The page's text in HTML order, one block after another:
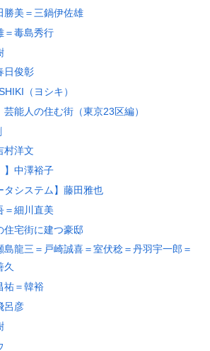
勝美＝三鍋伊佐雄
＝毒島秀行
日俊彰
（ヨシキ）
能人の住む街（東京23区編）
村洋文
】中澤裕子
タシステム】藤田雅也
＝細川直美
住宅街に建つ豪邸
島龍三＝戸崎誠喜＝室伏稔＝丹羽宇一郎＝
久
祐＝韓裕
呂彦